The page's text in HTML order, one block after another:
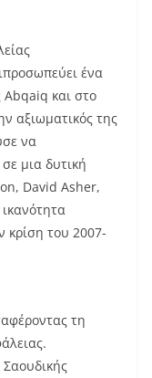
ένα
Abqaiq και στο
αξιωματικός της
να
μια δυτική
David Asher,
κρίση του 2007-
τη